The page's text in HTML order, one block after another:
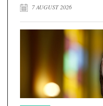
7 AUGUST 2026